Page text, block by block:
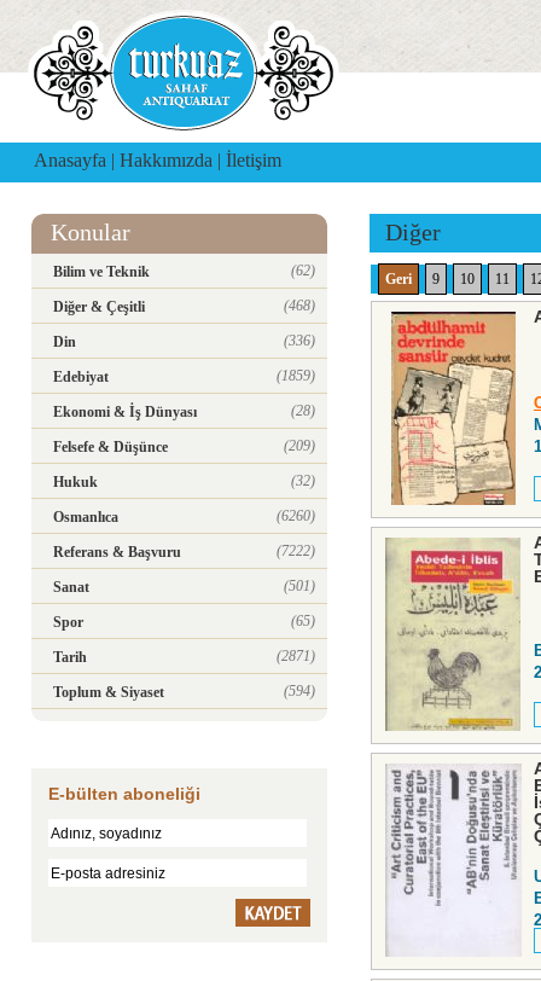
Anasayfa | Hakkımızda | İletişim
Konular
Bilim ve Teknik (62)
Diğer & Çeşitli (468)
Din (336)
Edebiyat (1859)
Ekonomi & İş Dünyası (28)
Felsefe & Düşünce (209)
Hukuk (32)
Osmanlıca (6260)
Referans & Başvuru (7222)
Sanat (501)
Spor (65)
Tarih (2871)
Toplum & Siyaset (594)
E-bülten aboneliği
Diğer
Geri 9 10 11